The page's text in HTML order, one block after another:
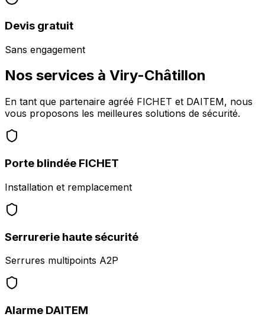
Devis gratuit
Sans engagement
Nos services à Viry-Châtillon
En tant que partenaire agréé FICHET et DAITEM, nous
vous proposons les meilleures solutions de sécurité.
Porte blindée FICHET
Installation et remplacement
Serrurerie haute sécurité
Serrures multipoints A2P
Alarme DAITEM